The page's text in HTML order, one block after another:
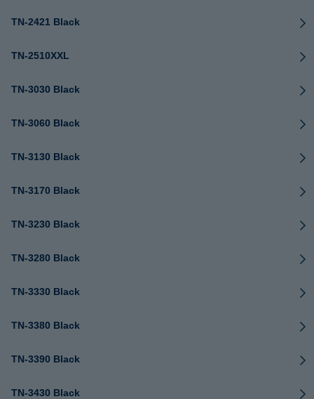
TN-2421 Black
TN-2510XXL
TN-3030 Black
TN-3060 Black
TN-3130 Black
TN-3170 Black
TN-3230 Black
TN-3280 Black
TN-3330 Black
TN-3380 Black
TN-3390 Black
TN-3430 Black